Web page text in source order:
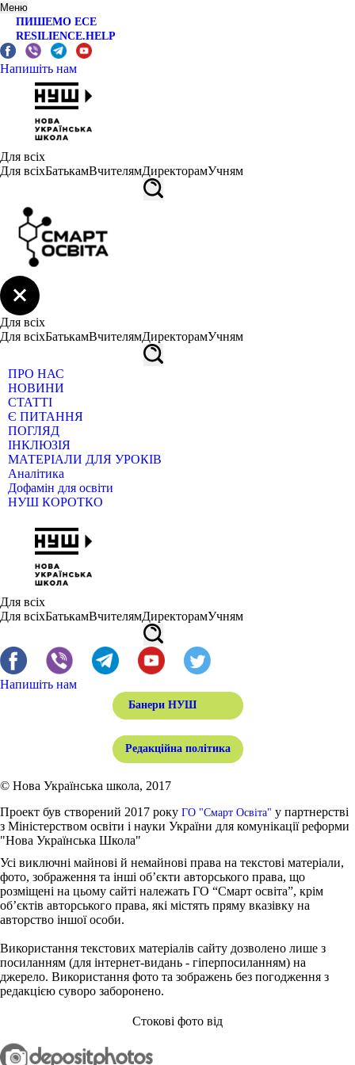
Меню
ПИШЕМО ЕСЕ
RESILIENCE.HELP
Напишіть нам
Для всіх
Для всіхБатькамВчителямДиректорамУчням
Для всіх
Для всіхБатькамВчителямДиректорамУчням
ПРО НАС
НОВИНИ
СТАТТІ
Є ПИТАННЯ
ПОГЛЯД
ІНКЛЮЗІЯ
МАТЕРІАЛИ ДЛЯ УРОКІВ
Аналітика
Дофамін для освіти
НУШ КОРОТКО
Для всіх
Для всіхБатькамВчителямДиректорамУчням
Напишіть нам
Банери НУШ
Редакційна політика
© Нова Українська школа, 2017
Проект був створений 2017 року ГО "Смарт Освіта" у партнерстві
з Міністерством освіти і науки України для комунікації реформи
"Нова Українська Школа"
Усі виключні майнові й немайнові права на текстові матеріали,
фото, зображення та інші об’єкти авторського права, що
розміщені на цьому сайті належать ГО “Смарт освіта”, крім
об’єктів авторського права, які містять пряму вказівку на
авторство іншої особи.
Використання текстових матеріалів сайту дозволено лише з
посиланням (для інтернет-видань - гіперпосиланням) на
джерело. Використання фото та зображень без погодження з
редакцією суворо заборонено.
Стокові фото від